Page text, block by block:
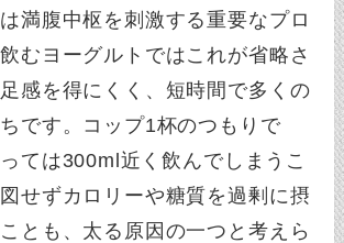
は満腹中枢を刺激する重要なプロ
むヨーグルトではこれが省略さ
感を得にくく、短時間で多くの
です。コップ1杯のつもりで
ては300ml近く飲んでしまうこ
せずカロリーや糖質を過剰に摂
とも、太る原因の一つと考えら